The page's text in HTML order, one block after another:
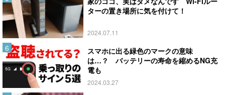
ターの置き場所に気を付けて！
2024.07.11
スマホに出る緑色のマークの意味
は…？ バッテリーの寿命を縮めるNG充
電も
2024.03.27